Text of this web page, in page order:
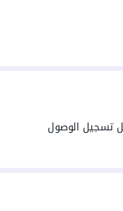
24 ساعة قبل تسجيل الوصول